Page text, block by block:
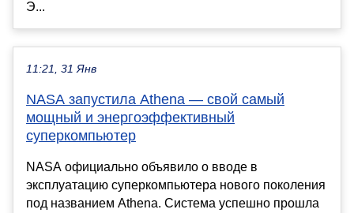
Э...
11:21, 31 Янв
NASA запустила Athena — свой самый
мощный и энергоэффективный
суперкомпьютер
NASA официально объявило о вводе в
эксплуатацию суперкомпьютера нового поколения
под названием Athena. Система успешно прошла